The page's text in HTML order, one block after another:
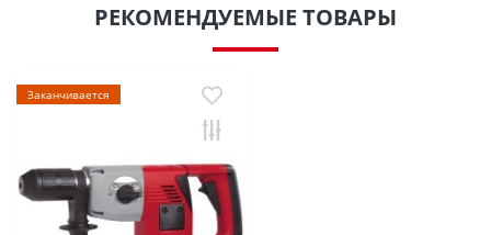
РЕКОМЕНДУЕМЫЕ ТОВАРЫ
Заканчивается